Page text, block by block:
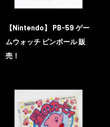
【Nintendo】 PB-59 ゲー
ムウォッチ ピンボール 販
売！